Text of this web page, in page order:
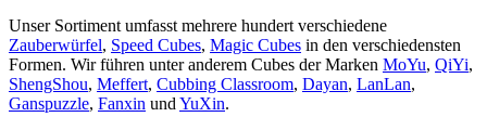
Unser Sortiment umfasst mehrere hundert verschiedene
Zauberwürfel, Speed Cubes, Magic Cubes in den verschiedensten
Formen. Wir führen unter anderem Cubes der Marken MoYu, QiYi,
ShengShou, Meffert, Cubbing Classroom, Dayan, LanLan,
Ganspuzzle, Fanxin und YuXin.